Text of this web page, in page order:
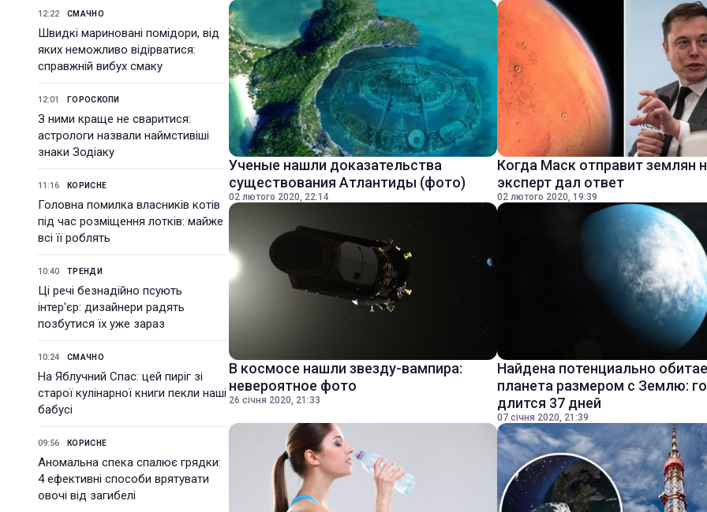
12:22 СМАЧНО
Швидкі мариновані помідори, від
яких неможливо відірватися:
справжній вибух смаку
12:01 ГОРОСКОПИ
З ними краще не сваритися:
астрологи назвали наймстивіші
знаки Зодіаку
11:16 КОРИСНЕ
Головна помилка власників котів
під час розміщення лотків: майже
всі її роблять
10:40 ТРЕНДИ
Ці речі безнадійно псують
інтер'єр: дизайнери радять
позбутися їх уже зараз
10:24 СМАЧНО
На Яблучний Спас: цей пиріг зі
старої кулінарної книги пекли наші
бабусі
09:56 КОРИСНЕ
Аномальна спека спалює грядки:
4 ефективні способи врятувати
овочі від загибелі
Ученые нашли доказательства
существования Атлантиды (фото)
02 лютого 2020, 22:14
Когда Маск отправит землян
эксперт дал ответ
02 лютого 2020, 19:39
В космосе нашли звезду-вампира:
невероятное фото
26 січня 2020, 21:33
Найдена потенциально
планета размером с Землю:
длится 37 дней
07 січня 2020, 21:39